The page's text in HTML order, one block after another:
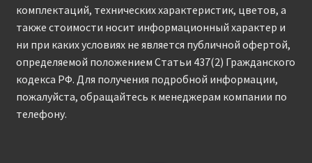
комплектаций, технических характеристик, цветов, а
также стоимости носит информационный характер и
ни при каких условиях не является публичной офертой,
определяемой положением Статьи 437(2) Гражданского
кодекса РФ. Для получения подробной информации,
пожалуйста, обращайтесь к менеджерам компании по
телефону.